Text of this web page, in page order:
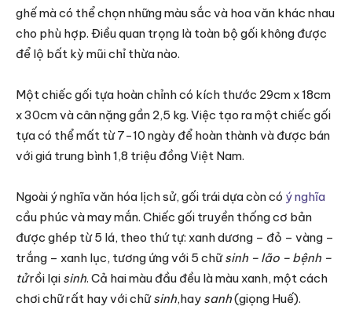
ghế mà có thể chọn những màu sắc và hoa văn khác nhau
cho phù hợp. Điều quan trọng là toàn bộ gối không được
để lộ bất kỳ mũi chỉ thừa nào.
Một chiếc gối tựa hoàn chỉnh có kích thước 29cm x 18cm
x 30cm và cân nặng gần 2,5 kg. Việc tạo ra một chiếc gối
tựa có thể mất từ 7-10 ngày để hoàn thành và được bán
với giá trung bình 1,8 triệu đồng Việt Nam.
Ngoài ý nghĩa văn hóa lịch sử, gối trái dựa còn có ý nghĩa
cầu phúc và may mắn. Chiếc gối truyền thống cơ bản
được ghép từ 5 lá, theo thứ tự: xanh dương – đỏ – vàng –
trắng – xanh lục, tương ứng với 5 chữsinh – lão – bệnh –
tửrồi lại sinh. Cả hai màu đầu đều là màu xanh, một cách
chơi chữ rất hay với chữsinh,hay sanh(giọng Huế).